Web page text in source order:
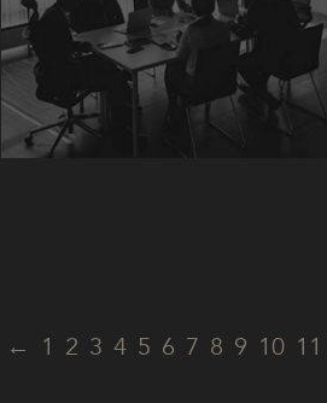
← 1 2 3 4 5 6 7 8 9 10 11